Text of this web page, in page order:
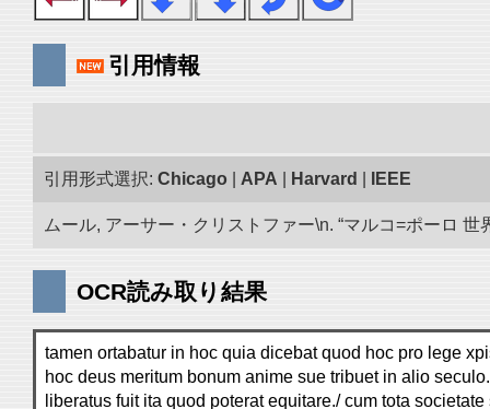
引用情報
引用形式選択: Chicago APA Harvard IEEE
ムール, アーサー・クリストファー\n. “マルコ=ポーロ
OCR読み取り結果
tamen ortabatur in hoc quia dicebat quod hoc pro lege
hoc deus meritum bonum anime sue tribuet in alio
liberatus fuit ita quod poterat equitare./ cum tota